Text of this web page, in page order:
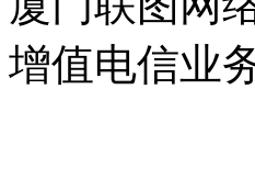
增值电信业